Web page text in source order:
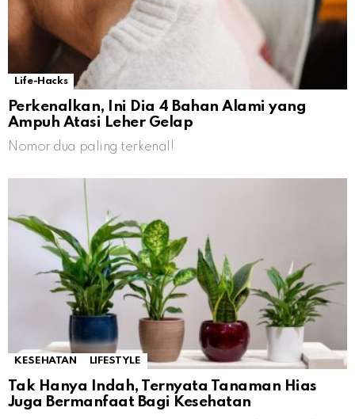
Life-Hacks
Perkenalkan, Ini Dia 4 Bahan Alami yang
Ampuh Atasi Leher Gelap
Nomor dua paling terkenal!
KESEHATAN LIFESTYLE
Tak Hanya Indah, Ternyata Tanaman Hias
Juga Bermanfaat Bagi Kesehatan